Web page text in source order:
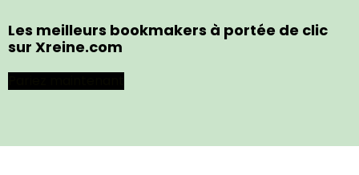
Les meilleurs bookmakers à portée de clic
sur Xreine.com